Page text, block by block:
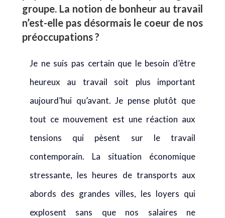
groupe. La notion de bonheur au travail
n’est-elle pas désormais le coeur de nos
préoccupations ?
Je ne suis pas certain que le besoin d’être
heureux au travail soit plus important
aujourd’hui qu’avant. Je pense plutôt que
tout ce mouvement est une réaction aux
tensions qui pèsent sur le travail
contemporain. La situation économique
stressante, les heures de transports aux
abords des grandes villes, les loyers qui
explosent sans que nos salaires ne